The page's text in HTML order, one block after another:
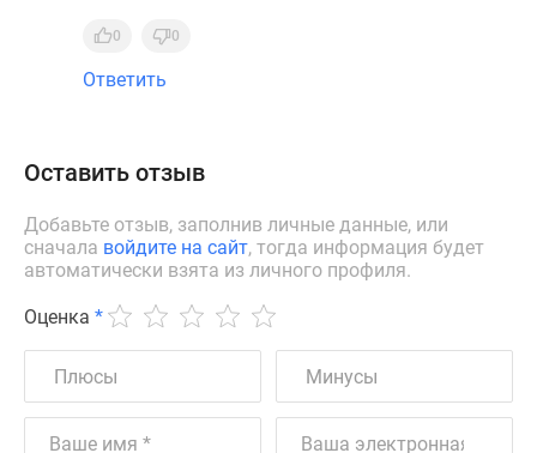
0 0
Ответить
Оставить отзыв
Добавьте отзыв, заполнив личные данные, или
сначала войдите на сайт, тогда информация будет
автоматически взята из личного профиля.
Оценка *